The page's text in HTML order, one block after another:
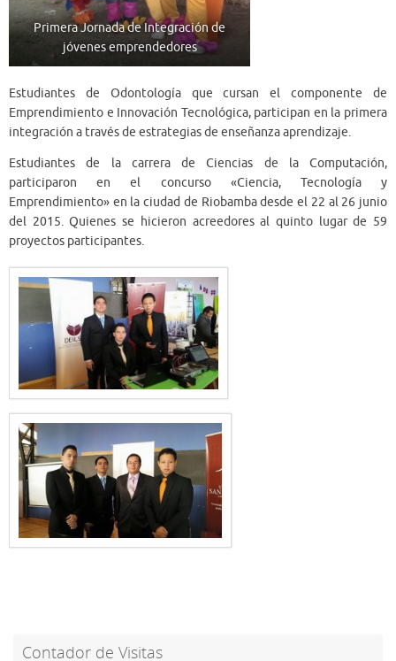
Primera Jornada de Integración de
jóvenes emprendedores
Estudiantes de Odontología que cursan el componente de
Emprendimiento e Innovación Tecnológica, participan en la primera
integración a través de estrategias de enseñanza aprendizaje.
Estudiantes de la carrera de Ciencias de la Computación,
participaron en el concurso «Ciencia, Tecnología y
Emprendimiento» en la ciudad de Riobamba desde el 22 al 26 junio
del 2015. Quienes se hicieron acreedores al quinto lugar de 59
proyectos participantes.
Contador de Visitas